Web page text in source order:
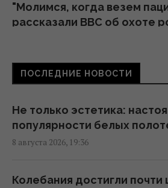
"Молимся, когда везем
рассказали BBC об охоте
для покупки в 2026 году
18:35 суббота, 08 августа 2026
газопровода взорвался
ПОСЛЕДНИЕ НОВОСТИ
Не только эстетика:
популярности белых
8 августа 2026, 19:36
Колебания достигли почти